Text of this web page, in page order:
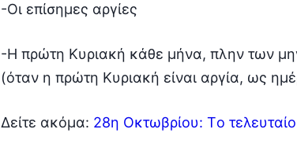
-Οι επίσημες αργίες
-Η πρώτη Κυριακή κάθε μήνα, πλην των
(όταν η πρώτη Κυριακή είναι αργία, ως
Δείτε ακόμα: 28η Οκτωβρίου: Tο